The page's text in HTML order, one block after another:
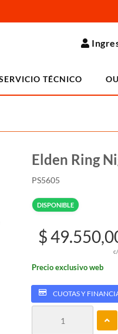
TÉCNICO
Elden Ring
PS5605
DISPONIBLE
$
Precio exclusivo web
CUOTAS Y